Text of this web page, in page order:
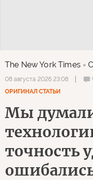
The New York Times
08 августа 2026 23:08
ОРИГИНАЛ СТАТЬИ
Мы
точность